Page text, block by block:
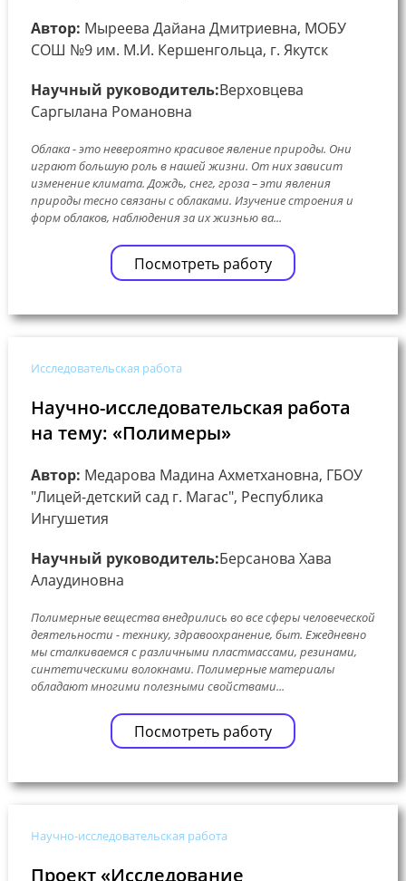
Автор: Мыреева Дайана Дмитриевна, МОБУ
СОШ №9 им. М.И. Кершенгольца, г. Якутск
Научный руководитель:Верховцева
Саргылана Романовна
Облака - это невероятно красивое явление природы. Они
играют большую роль в нашей жизни. От них зависит
изменение климата. Дождь, снег, гроза – эти явления
природы тесно связаны с облаками. Изучение строения и
форм облаков, наблюдения за их жизнью ва...
Посмотреть работу
Исследовательская работа
Научно-исследовательская работа
на тему: «Полимеры»
Автор: Медарова Мадина Ахметхановна, ГБОУ
"Лицей-детский сад г. Магас", Республика
Ингушетия
Научный руководитель:Берсанова Хава
Алаудиновна
Полимерные вещества внедрились во все сферы человеческой
деятельности - технику, здравоохранение, быт. Ежедневно
мы сталкиваемся с различными пластмассами, резинами,
синтетическими волокнами. Полимерные материалы
обладают многими полезными свойствами...
Посмотреть работу
Научно-исследовательская работа
Проект «Исследование